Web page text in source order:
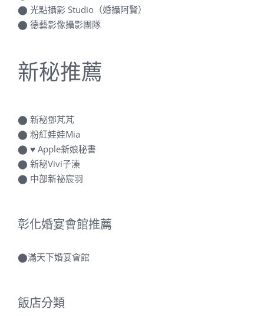
⬤ 光點攝影 Studio（婚攝阿賢）
⬤ 德藝影像攝影團隊
新秘推薦
⬤ 新秘鄧芃芃
⬤ 粉紅娃娃Mia
⬤ ♥ Apple新娘秘書
⬤ 新秘Vivi子溱
⬤ 中部新祕宸羽
彰化婚宴會館推薦
⬤滿天下婚宴會館
飯店分類